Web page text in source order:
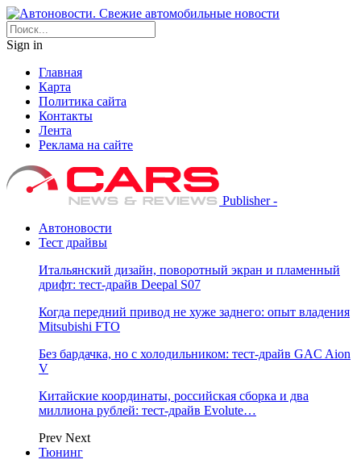
Sign in
Главная
Карта
Политика сайта
Контакты
Лента
Реклама на сайте
Publisher -
Автоновости
Тест драйвы
Итальянский дизайн, поворотный экран и пламенный
дрифт: тест-драйв Deepal S07
Когда передний привод не хуже заднего: опыт владения
Mitsubishi FTO
Без бардачка, но с холодильником: тест-драйв GAC Aion
V
Китайские координаты, российская сборка и два
миллиона рублей: тест-драйв Evolute…
Prev Next
Тюнинг